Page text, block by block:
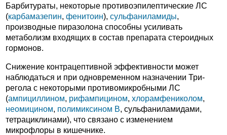
Барбитураты, некоторые противоэпилептические ЛС
(карбамазепин, фенитоин), сульфаниламиды,
производные пиразолона способны усиливать
метаболизм входящих в состав препарата стероидных
гормонов.
Снижение контрацептивной эффективности может
наблюдаться и при одновременном назначении Три-
регола с некоторыми противомикробными ЛС
(ампициллином, рифампицином, хлорамфениколом,
неомицином, полимиксином В, сульфаниламидами,
тетрациклинами), что связано с изменением
микрофлоры в кишечнике.